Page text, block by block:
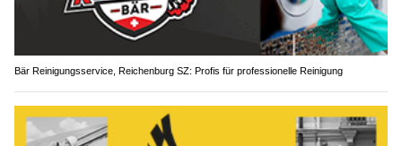
Bär Reinigungsservice, Reichenburg SZ: Profis für professionelle Reinigung